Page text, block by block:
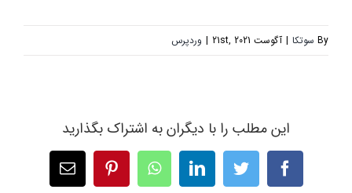
By سوتکا | آگوست 21st, 2021 | وردپرس
این مطلب را با دیگران به اشتراک بگذارید
Facebook
Twitter
LinkedIn
WhatsApp
Pinterestپست